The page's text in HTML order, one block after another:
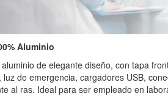
Aluminio
de elegante diseño, con tapa
luz de emergencia, cargadores USB,
al ras. Ideal para ser empleado en